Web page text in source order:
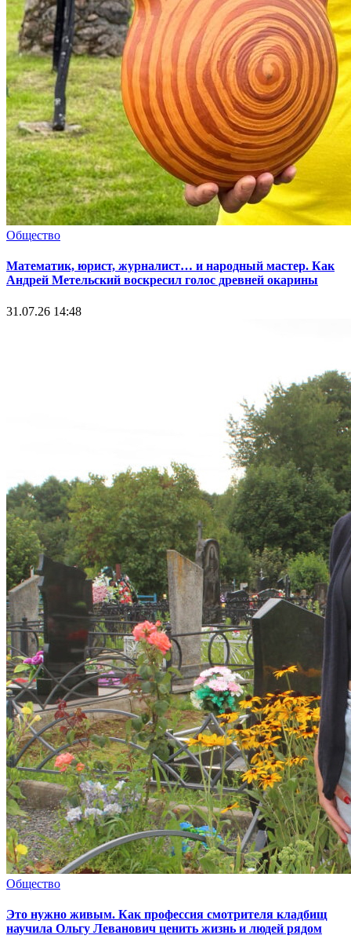
Общество
Математик, юрист, журналист… и народный мастер. Как
Андрей Метельский воскресил голос древней окарины
31.07.26 14:48
Общество
Это нужно живым. Как профессия смотрителя кладбищ
научила Ольгу Леванович ценить жизнь и людей рядом